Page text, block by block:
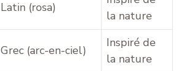
Latin (rosa)
la nature
Grec (arc-en-ciel)
Inspiré de
la nature